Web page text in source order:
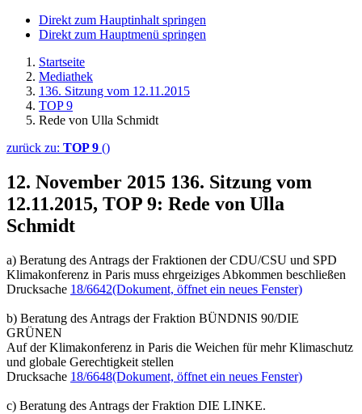
Direkt zum Hauptinhalt springen
Direkt zum Hauptmenü springen
Startseite
Mediathek
136. Sitzung vom 12.11.2015
TOP 9
Rede von Ulla Schmidt
zurück zu: TOP 9 ()
12. November 2015 136. Sitzung vom
12.11.2015, TOP 9: Rede von Ulla
Schmidt
a) Beratung des Antrags der Fraktionen der CDU/CSU und SPD
Klimakonferenz in Paris muss ehrgeiziges Abkommen beschließen
Drucksache 18/6642(Dokument, öffnet ein neues Fenster)
b) Beratung des Antrags der Fraktion BÜNDNIS 90/DIE
GRÜNEN
Auf der Klimakonferenz in Paris die Weichen für mehr Klimaschutz
und globale Gerechtigkeit stellen
Drucksache 18/6648(Dokument, öffnet ein neues Fenster)
c) Beratung des Antrags der Fraktion DIE LINKE.